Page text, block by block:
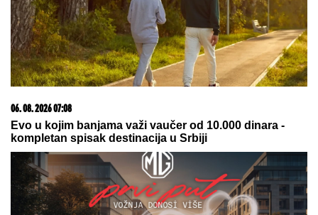
09. 08. 2026 08:26
Ceca se vratila iz Španije puna utisaka: Otkrila sve o
unuku Ilijanu i priznala šta joj je najviše prijalo